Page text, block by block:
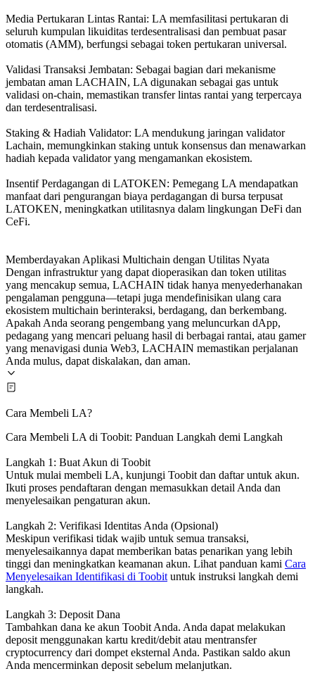
Media Pertukaran Lintas Rantai: LA memfasilitasi pertukaran di
seluruh kumpulan likuiditas terdesentralisasi dan pembuat pasar
otomatis (AMM), berfungsi sebagai token pertukaran universal.
Validasi Transaksi Jembatan: Sebagai bagian dari mekanisme
jembatan aman LACHAIN, LA digunakan sebagai gas untuk
validasi on-chain, memastikan transfer lintas rantai yang terpercaya
dan terdesentralisasi.
Staking & Hadiah Validator: LA mendukung jaringan validator
Lachain, memungkinkan staking untuk konsensus dan menawarkan
hadiah kepada validator yang mengamankan ekosistem.
Insentif Perdagangan di LATOKEN: Pemegang LA mendapatkan
manfaat dari pengurangan biaya perdagangan di bursa terpusat
LATOKEN, meningkatkan utilitasnya dalam lingkungan DeFi dan
CeFi.
Memberdayakan Aplikasi Multichain dengan Utilitas Nyata
Dengan infrastruktur yang dapat dioperasikan dan token utilitas
yang mencakup semua, LACHAIN tidak hanya menyederhanakan
pengalaman pengguna—tetapi juga mendefinisikan ulang cara
ekosistem multichain berinteraksi, berdagang, dan berkembang.
Apakah Anda seorang pengembang yang meluncurkan dApp,
pedagang yang mencari peluang hasil di berbagai rantai, atau gamer
yang menavigasi dunia Web3, LACHAIN memastikan perjalanan
Anda mulus, dapat diskalakan, dan aman.
Cara Membeli LA?
Cara Membeli LA di Toobit: Panduan Langkah demi Langkah
Langkah 1: Buat Akun di Toobit
Untuk mulai membeli LA, kunjungi Toobit dan daftar untuk akun.
Ikuti proses pendaftaran dengan memasukkan detail Anda dan
menyelesaikan pengaturan akun.
Langkah 2: Verifikasi Identitas Anda (Opsional)
Meskipun verifikasi tidak wajib untuk semua transaksi,
menyelesaikannya dapat memberikan batas penarikan yang lebih
tinggi dan meningkatkan keamanan akun. Lihat panduan kami Cara
Menyelesaikan Identifikasi di Toobit untuk instruksi langkah demi
langkah.
Langkah 3: Deposit Dana
Tambahkan dana ke akun Toobit Anda. Anda dapat melakukan
deposit menggunakan kartu kredit/debit atau mentransfer
cryptocurrency dari dompet eksternal Anda. Pastikan saldo akun
Anda mencerminkan deposit sebelum melanjutkan.